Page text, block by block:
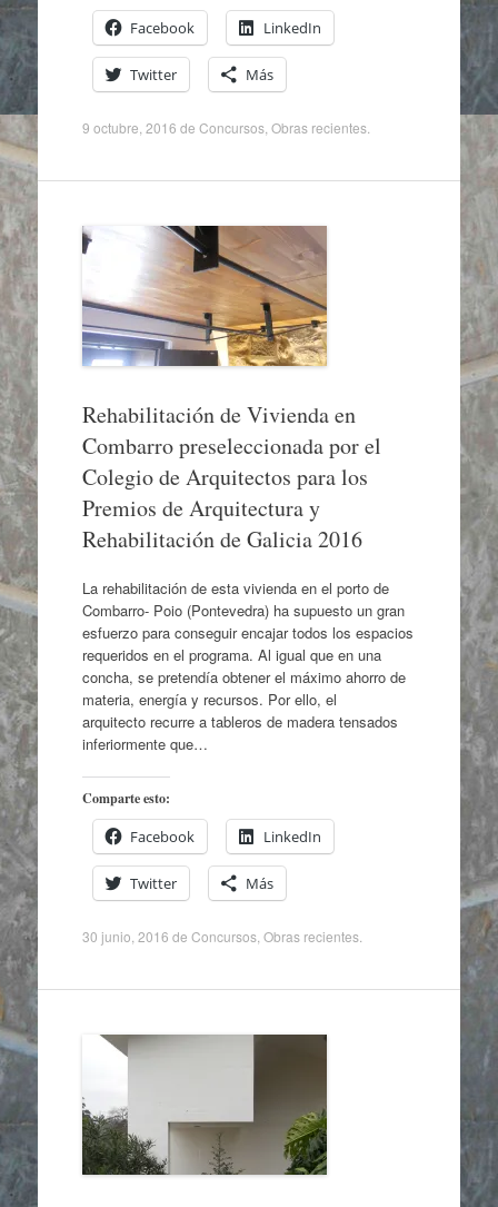
Facebook LinkedIn
Twitter Más
9 octubre, 2016 de Concursos, Obras recientes.
Rehabilitación de Vivienda en
Combarro preseleccionada por el
Colegio de Arquitectos para los
Premios de Arquitectura y
Rehabilitación de Galicia 2016
La rehabilitación de esta vivienda en el porto de
Combarro- Poio (Pontevedra) ha supuesto un gran
esfuerzo para conseguir encajar todos los espacios
requeridos en el programa. Al igual que en una
concha, se pretendía obtener el máximo ahorro de
materia, energía y recursos. Por ello, el
arquitecto recurre a tableros de madera tensados
inferiormente que…
Comparte esto:
Facebook LinkedIn
Twitter Más
30 junio, 2016 de Concursos, Obras recientes.